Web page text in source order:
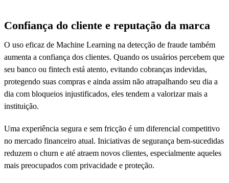
Confiança do cliente e reputação da marca
O uso eficaz de Machine Learning na detecção de fraude também
aumenta a confiança dos clientes. Quando os usuários percebem que
seu banco ou fintech está atento, evitando cobranças indevidas,
protegendo suas compras e ainda assim não atrapalhando seu dia a
dia com bloqueios injustificados, eles tendem a valorizar mais a
instituição.
Uma experiência segura e sem fricção é um diferencial competitivo
no mercado financeiro atual. Iniciativas de segurança bem-sucedidas
reduzem o churn e até atraem novos clientes, especialmente aqueles
mais preocupados com privacidade e proteção.